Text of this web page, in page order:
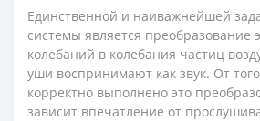
Единственной и наиважнейшей
системы является преобразование
колебаний в колебания частиц
уши воспринимают как звук. От
корректно выполнено это
зависит впечатление от